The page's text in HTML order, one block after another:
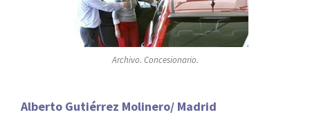
Archivo. Concesionario.
Alberto Gutiérrez Molinero/ Madrid